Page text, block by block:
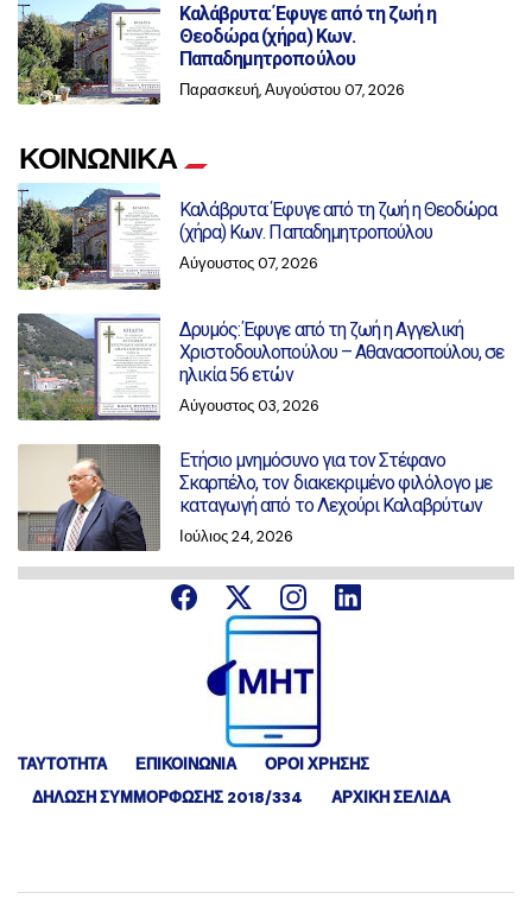
Καλάβρυτα: Έφυγε από τη ζωή η
Θεοδώρα (χήρα) Κων.
Παπαδημητροπούλου
Παρασκευή, Αυγούστου 07, 2026
ΚΟΙΝΩΝΙΚΑ
Καλάβρυτα: Έφυγε από τη ζωή η Θεοδώρα
(χήρα) Κων. Παπαδημητροπούλου
Αύγουστος 07, 2026
Δρυμός: Έφυγε από τη ζωή η Αγγελική
Χριστοδουλοπούλου – Αθανασοπούλου, σε
ηλικία 56 ετών
Αύγουστος 03, 2026
Ετήσιο μνημόσυνο για τον Στέφανο
Σκαρπέλο, τον διακεκριμένο φιλόλογο με
καταγωγή από το Λεχούρι Καλαβρύτων
Ιούλιος 24, 2026
ΤΑΥΤΟΤΗΤΑ ΕΠΙΚΟΙΝΩΝΙΑ
ΟΡΟΙ ΧΡΗΣΗΣ
ΔΉΛΩΣΗ ΣΥΜΜΌΡΦΩΣΗΣ 2018/334
ΑΡΧΙΚΗ ΣΕΛΙΔΑ